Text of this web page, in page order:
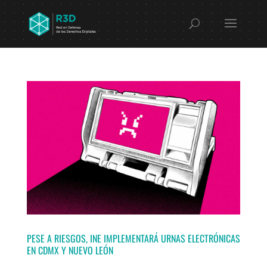
PESE A RIESGOS, INE IMPLEMENTARÁ URNAS ELECTRÓNICAS
EN CDMX Y NUEVO LEÓN